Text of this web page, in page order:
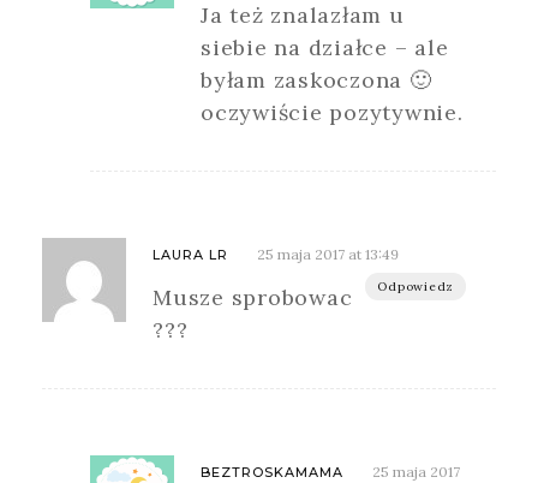
Ja też znalazłam u
siebie na działce – ale
byłam zaskoczona 🙂
oczywiście pozytywnie.
LAURA LR 25 maja 2017 at 13:49
Odpowiedz
Musze sprobowac
???
BEZTROSKAMAMA
25 maja 2017